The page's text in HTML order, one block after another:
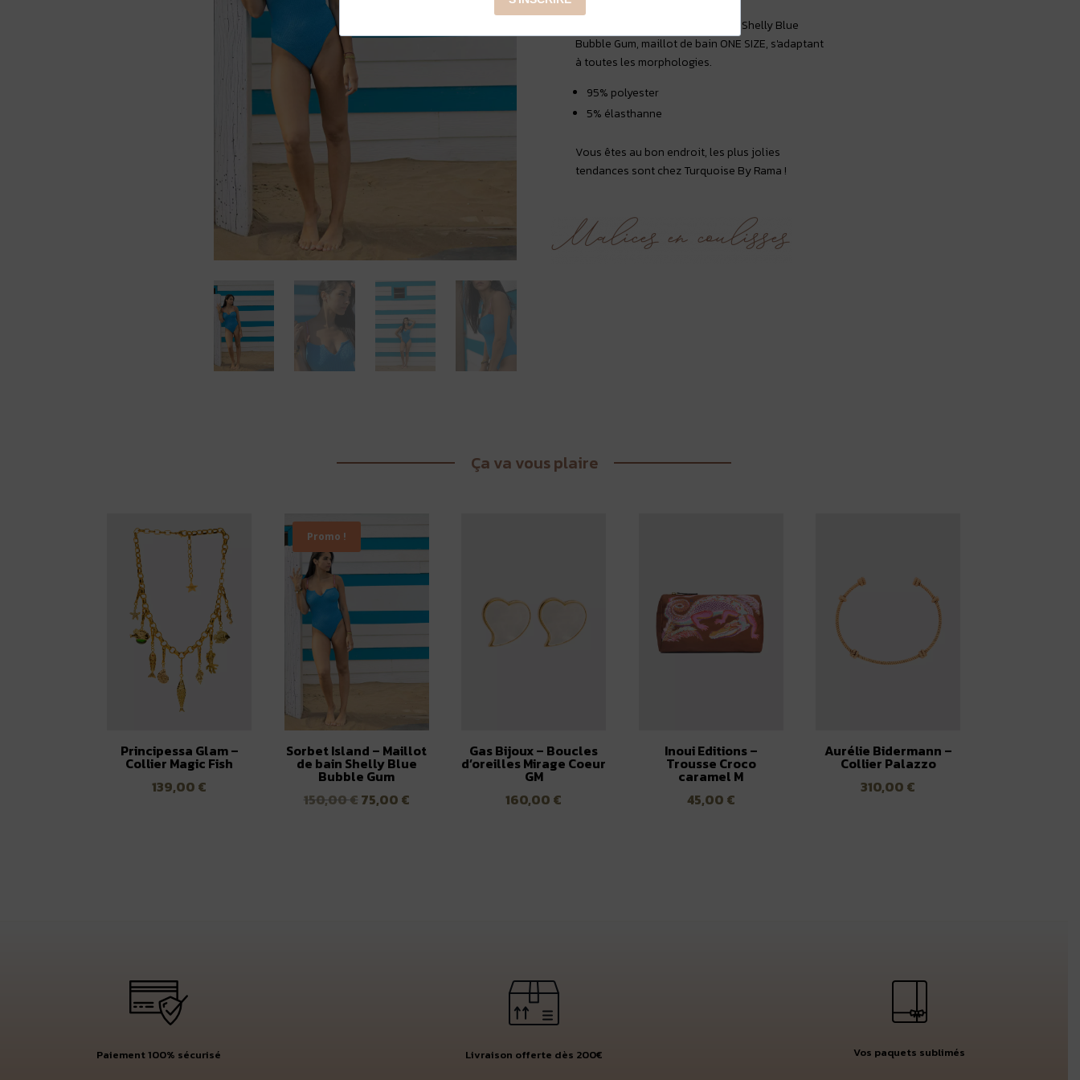
- Maillot de bain Shelly Blue
Bubble Gum, maillot de bain ONE SIZE, s'adaptant
à toutes les morphologies.
95% polyester
5% élasthanne
Vous êtes au bon endroit, les plus jolies
tendances sont chez Turquoise By Rama !
Ça va vous plaire
Principessa Glam –
Collier Magic Fish
139,00 €
Promo !
Sorbet Island – Maillot
de bain Shelly Blue
Bubble Gum
150,00€ Le
75,00 €Le
Gas Bijoux – Boucles
d’oreilles Mirage Coeur
GM
160,00 €
Inoui Editions –
Trousse Croco
caramel M
45,00 €
Aurélie Bidermann –
Collier Palazzo
310,00 €
Paiement 100% sécurisé Livraison offerte dès 200€ Vos paquets sublimés